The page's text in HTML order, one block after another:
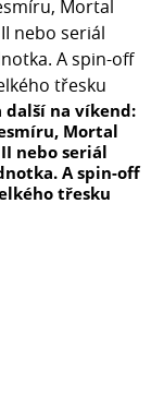
další na víkend:
Mortal
nebo seriál
A spin-off
třesku